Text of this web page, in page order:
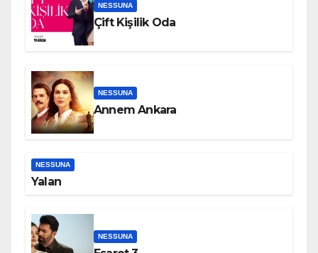
NESSUNA
Çift Kişilik Oda
NESSUNA
Annem Ankara
NESSUNA
Yalan
NESSUNA